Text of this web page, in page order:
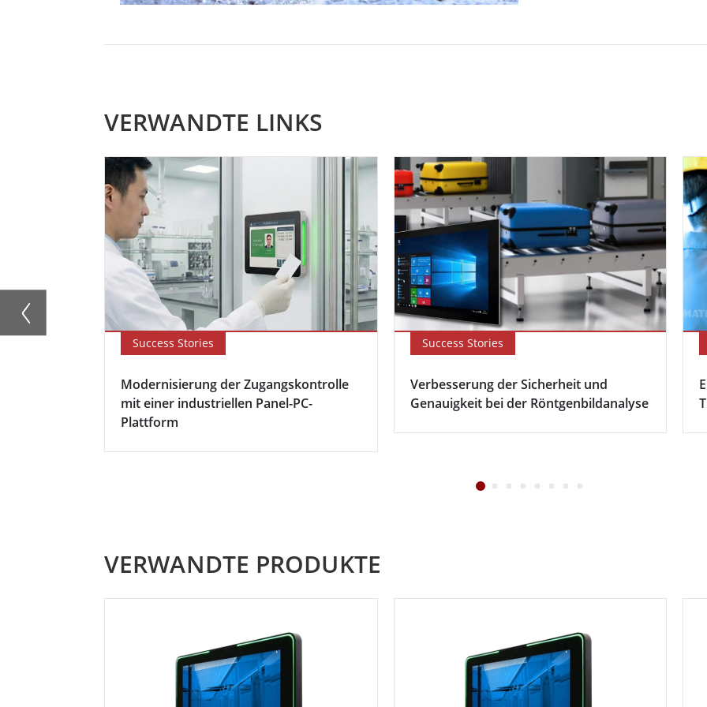
VERWANDTE LINKS
Success Stories
Modernisierung der Zugangskontrolle
mit einer industriellen Panel-PC-
Plattform
Success Stories
Verbesserung der Sicherheit und
Genauigkeit bei der Röntgenbildanalyse
VERWANDTE PRODUKTE